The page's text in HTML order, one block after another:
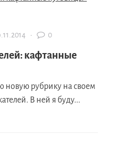
· 0
кафтанные
новую рубрику на своем
В ней я буду...